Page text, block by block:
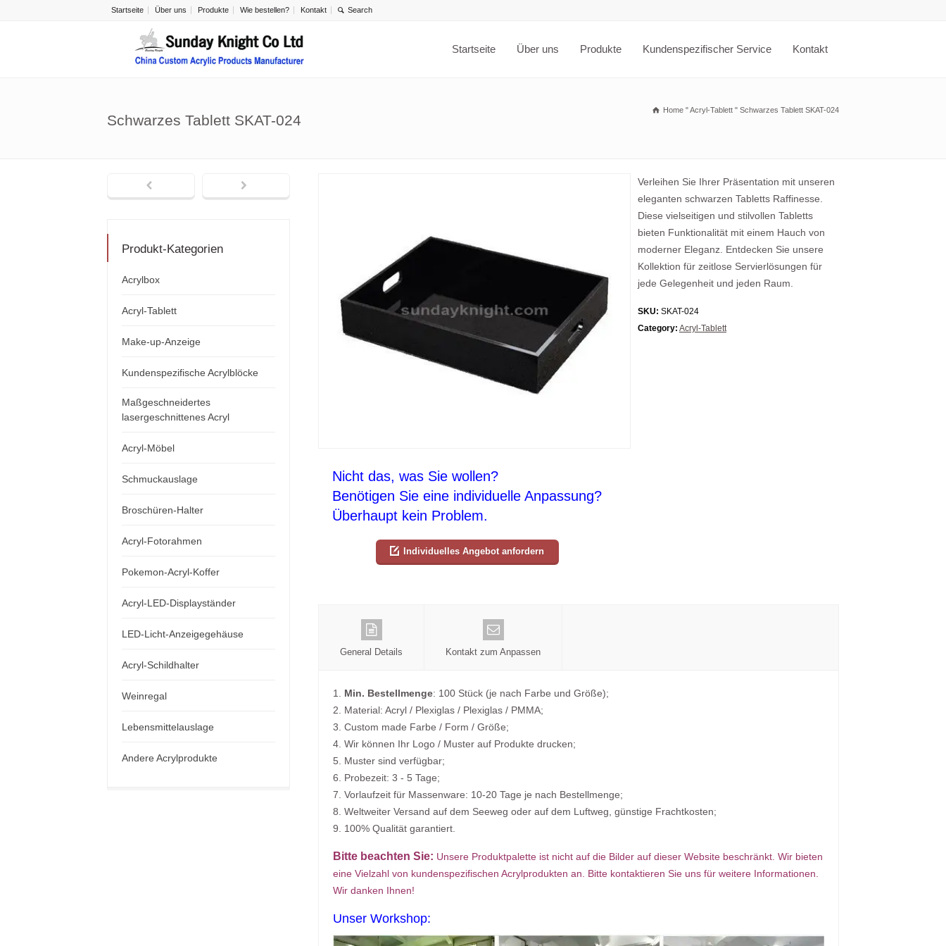
Startseite Über uns Produkte Wie bestellen? Kontakt
Startseite Über uns Produkte Kundenspezifischer Service Kontakt
Schwarzes Tablett SKAT-024
Home "Acryl-Tablett " Schwarzes Tablett SKAT-024
Verleihen Sie Ihrer Präsentation mit unseren
eleganten schwarzen Tabletts Raffinesse.
Diese vielseitigen und stilvollen Tabletts
bieten Funktionalität mit einem Hauch von
moderner Eleganz. Entdecken Sie unsere
Kollektion für zeitlose Servierlösungen für
jede Gelegenheit und jeden Raum.
SKU: SKAT-024
Category: Acryl-Tablett
Nicht das, was Sie wollen?
Benötigen Sie eine individuelle Anpassung?
Überhaupt kein Problem.
Individuelles Angebot anfordern
General Details Kontakt zum Anpassen
1. Min. Bestellmenge: 100 Stück (je nach Farbe und Größe);
2. Material: Acryl / Plexiglas / Plexiglas / PMMA;
3. Custom made Farbe / Form / Größe;
4. Wir können Ihr Logo / Muster auf Produkte drucken;
5. Muster sind verfügbar;
6. Probezeit: 3 - 5 Tage;
7. Vorlaufzeit für Massenware: 10-20 Tage je nach Bestellmenge;
8. Weltweiter Versand auf dem Seeweg oder auf dem Luftweg, günstige Frachtkosten;
9. 100% Qualität garantiert.
Bitte beachten Sie: Unsere Produktpalette ist nicht auf die Bilder auf dieser Website beschränkt. Wir bieten
eine Vielzahl von kundenspezifischen Acrylprodukten an. Bitte kontaktieren Sie uns für weitere Informationen.
Wir danken Ihnen!
Unser Workshop:
Produkt-Kategorien
Acrylbox
Acryl-Tablett
Make-up-Anzeige
Kundenspezifische Acrylblöcke
Maßgeschneidertes
lasergeschnittenes Acryl
Acryl-Möbel
Schmuckauslage
Broschüren-Halter
Acryl-Fotorahmen
Pokemon-Acryl-Koffer
Acryl-LED-Displayständer
LED-Licht-Anzeigegehäuse
Acryl-Schildhalter
Weinregal
Lebensmittelauslage
Andere Acrylprodukte